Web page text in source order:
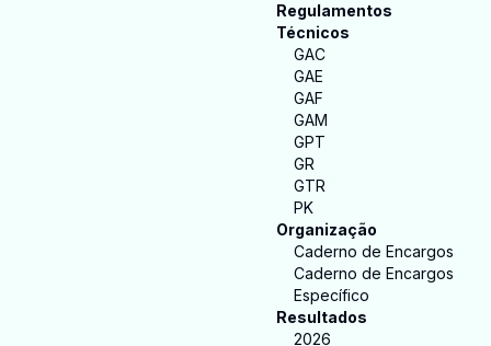
Regulamentos
Técnicos
GAC
GAE
GAF
GAM
GPT
GR
GTR
PK
Organização
Caderno de Encargos
Caderno de Encargos
Específico
Resultados
2026